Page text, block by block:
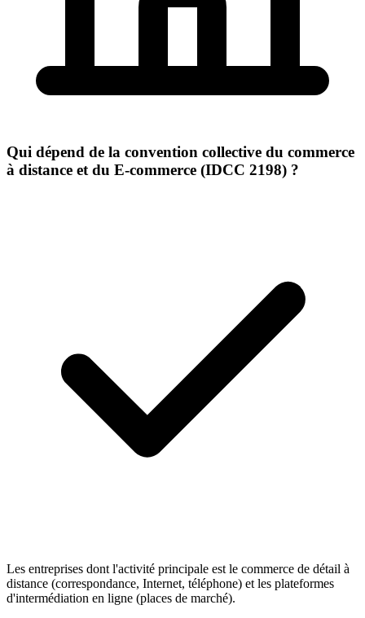
Qui dépend de la convention collective du commerce
à distance et du E-commerce (IDCC 2198) ?
Les entreprises dont l'activité principale est le commerce de détail à
distance (correspondance, Internet, téléphone) et les plateformes
d'intermédiation en ligne (places de marché).